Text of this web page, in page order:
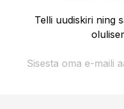
Telli uudiskiri ning